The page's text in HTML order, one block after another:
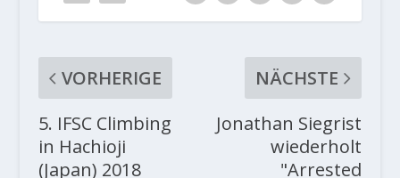
VORHERIGE
5. IFSC Climbing
in Hachioji
(Japan) 2018
NÄCHSTE
Jonathan Siegrist
wiederholt
"Arrested